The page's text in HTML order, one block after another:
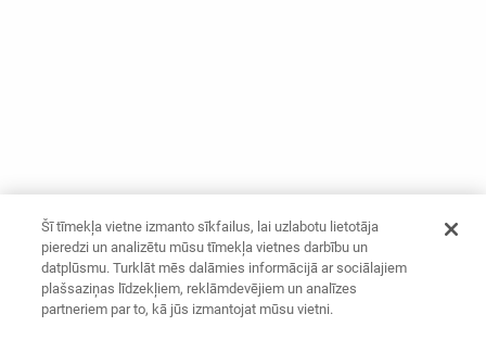
Šī tīmekļa vietne izmanto sīkfailus, lai uzlabotu lietotāja
pieredzi un analizētu mūsu tīmekļa vietnes darbību un
datplūsmu. Turklāt mēs dalāmies informācijā ar sociālajiem
plašsaziņas līdzekļiem, reklāmdevējiem un analīzes
partneriem par to, kā jūs izmantojat mūsu vietni.